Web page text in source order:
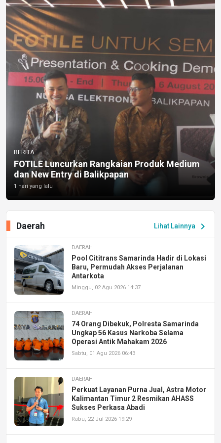
BERITA
FOTILE Luncurkan Rangkaian Produk Medium
dan New Entry di Balikpapan
1 hari yang lalu
Lihat Lainnya chevron_right
Daerah
DAERAH
Pool Cititrans Samarinda Hadir di Lokasi
Baru, Permudah Akses Perjalanan
Antarkota
Minggu, 02 Agu 2026 14:37
DAERAH
74 Orang Dibekuk, Polresta Samarinda
Ungkap 56 Kasus Narkoba Selama
Operasi Antik Mahakam 2026
Sabtu, 01 Agu 2026 06:43
DAERAH
Perkuat Layanan Purna Jual, Astra Motor
Kalimantan Timur 2 Resmikan AHASS
Sukses Perkasa Abadi
Rabu, 22 Jul 2026 19:29